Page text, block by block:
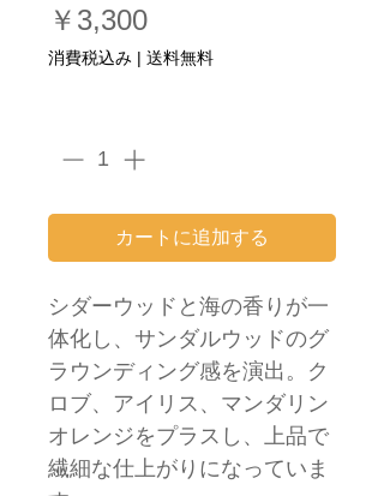
￥3,300価
格
消費税込み | 送料無料
カートに追加する
シダーウッドと海の香りが一
体化し、サンダルウッドのグ
ラウンディング感を演出。ク
ロブ、アイリス、マンダリン
オレンジをプラスし、上品で
繊細な仕上がりになっていま